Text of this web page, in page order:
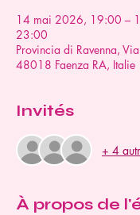
14 mai 2026, 19:00 –
23:00
Provincia di Ravenna,
48018 Faenza RA, Italie
Invités
+ 4
À propos de